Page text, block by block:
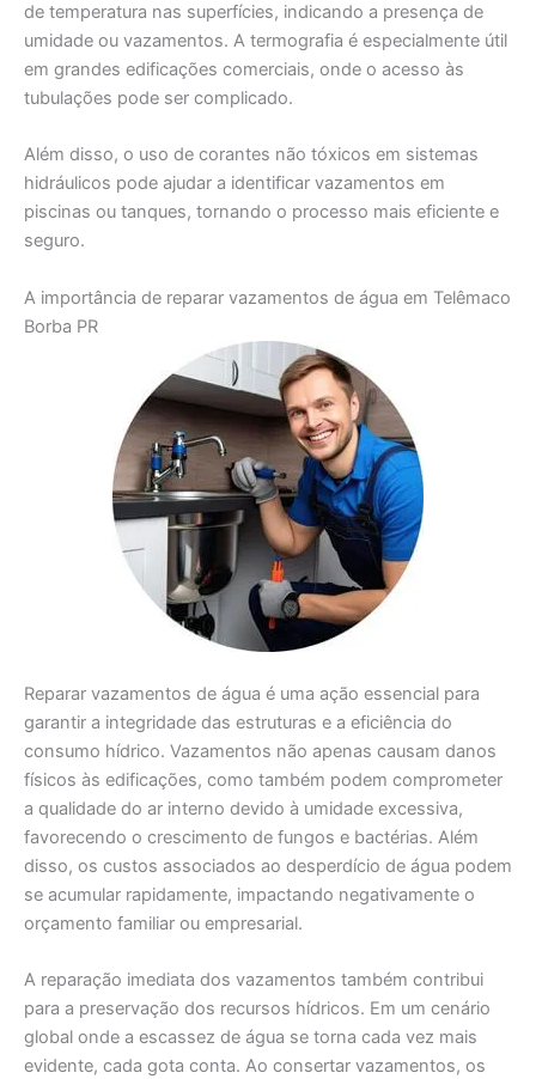
de temperatura nas superfícies, indicando a presença de
umidade ou vazamentos. A termografia é especialmente útil
em grandes edificações comerciais, onde o acesso às
tubulações pode ser complicado.
Além disso, o uso de corantes não tóxicos em sistemas
hidráulicos pode ajudar a identificar vazamentos em
piscinas ou tanques, tornando o processo mais eficiente e
seguro.
A importância de reparar vazamentos de água em Telêmaco
Borba PR
Reparar vazamentos de água é uma ação essencial para
garantir a integridade das estruturas e a eficiência do
consumo hídrico. Vazamentos não apenas causam danos
físicos às edificações, como também podem comprometer
a qualidade do ar interno devido à umidade excessiva,
favorecendo o crescimento de fungos e bactérias. Além
disso, os custos associados ao desperdício de água podem
se acumular rapidamente, impactando negativamente o
orçamento familiar ou empresarial.
A reparação imediata dos vazamentos também contribui
para a preservação dos recursos hídricos. Em um cenário
global onde a escassez de água se torna cada vez mais
evidente, cada gota conta. Ao consertar vazamentos, os